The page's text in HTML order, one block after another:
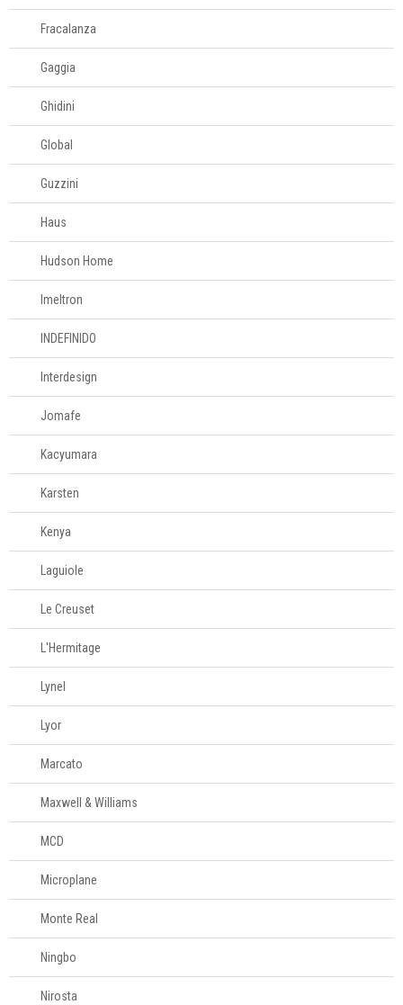
Login
Criar conta
Pesquisar Lista
Conosco
61
996581061
61
996588122
Fracalanza
Gaggia
Ghidini
Global
Guzzini
Haus
Hudson Home
Imeltron
INDEFINIDO
Interdesign
Jomafe
Kacyumara
Karsten
Kenya
Laguiole
Le Creuset
L'Hermitage
Lynel
Lyor
Marcato
Maxwell & Williams
MCD
Microplane
Monte Real
Ningbo
Nirosta